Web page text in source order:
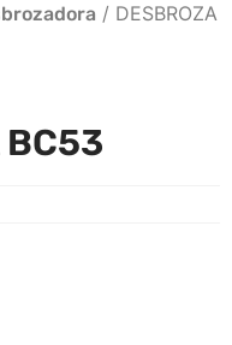
/ DESBROZA
BC53